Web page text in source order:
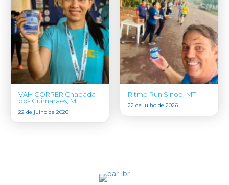
VAH CORRER Chapada
dos Guimarães, MT
22 de julho de 2026
Ritmo Run Sinop, MT
22 de julho de 2026